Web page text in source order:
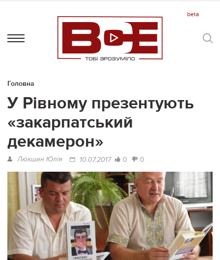
Головна
У Рівному презентують
«закарпатський
декамерон»
Люкшин Юлія 10.07.2017 0 0